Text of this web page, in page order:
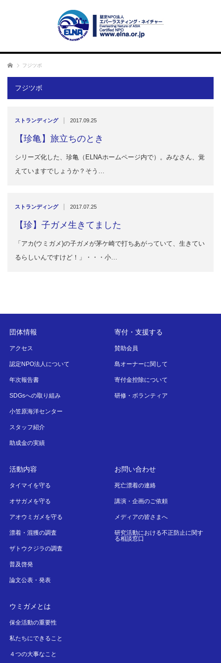
ホーム フジツボ
フジツボ
ストランディング | 2017.09.25
【珍亀】旅立ちのとき
シリーズ化した、珍亀（ELNAホームページ内で）。みなさん、覚
えていますでしょうか？そう…
ストランディング | 2017.07.25
【珍】子ガメ生きてました
「アカ(ウミガメ)の子ガメが茅ケ崎で打ちあがっていて、生きてい
るらしいんですけど！」・・・小…
団体情報
アクセス
認定NPO法人について
年次報告書
SDGsへの取り組み
小笠原海洋センター
スタッフ紹介
助成金の実績
寄付・支援する
賛助会員
島オーナーに関して
寄付金控除について
研修・ボランティア
活動内容
タイマイを守る
オサガメを守る
アオウミガメを守る
漂着・混獲の調査
ザトウクジラの調査
普及啓発
論文公表・発表
お問い合わせ
死亡漂着の連絡
講演・企画のご依頼
メディアの皆さまへ
研究活動における不正防止に関す
る相談窓口
ウミガメとは
保全活動の重要性
私たちにできること
４つの大事なこと